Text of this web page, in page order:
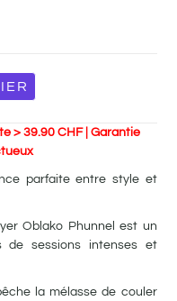
> 39.90 CHF | Garantie
parfaite entre style et
Oblako Phunnel est un
de sessions intenses et
la mélasse de couler